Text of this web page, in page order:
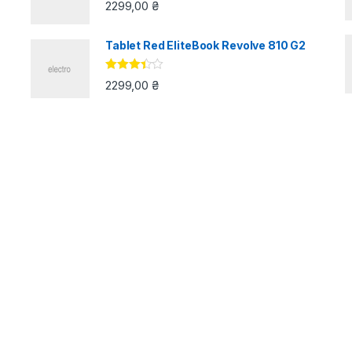
2299,00 ₴
Tablet Red EliteBook Revolve 810 G2
Оцінено
в3.33з
2299,00 ₴